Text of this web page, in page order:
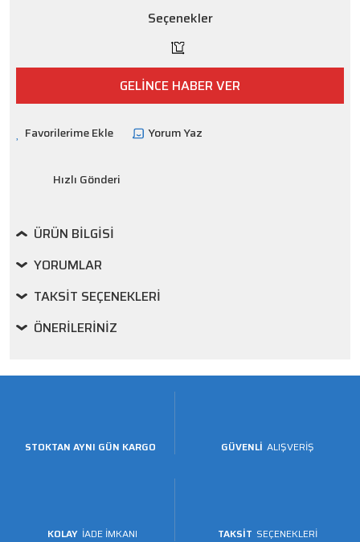
Seçenekler
GELİNCE HABER VER
Yorum Yaz
Hızlı Gönderi
ÜRÜN BILGISI
YORUMLAR
TAKSIT SEÇENEKLERI
ÖNERILERINIZ
STOKTAN AYNI GÜN KARGO GÜVENLİ ALIŞVERİŞ
KOLAY İADE İMKANI TAKSİT SEÇENEKLERİ